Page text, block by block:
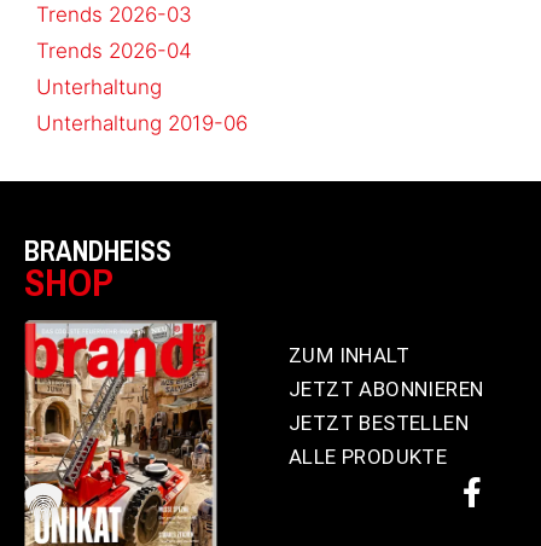
Trends 2026-03
Trends 2026-04
Unterhaltung
Unterhaltung 2019-06
BRANDHEISS
SHOP
ZUM INHALT
JETZT ABONNIEREN
JETZT BESTELLEN
ALLE PRODUKTE